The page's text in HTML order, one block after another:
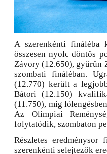
A szerenkénti fináléba
összesen nyolc döntős
Závory (12.650), gyűrűn
szombati fináléban.
(12.770) került a
Bátori (12.150)
(11.750), míg
Az Olimpiai
folytatódik, szombaton
Részletes
szerenkénti selejtezők